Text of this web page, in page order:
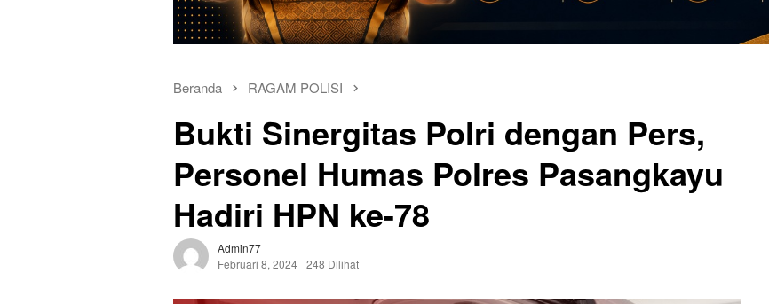
Beranda RAGAM POLISI
Bukti Sinergitas Polri dengan Pers,
Personel Humas Polres Pasangkayu
Hadiri HPN ke-78
Admin77
Februari 8, 2024 248 Dilihat